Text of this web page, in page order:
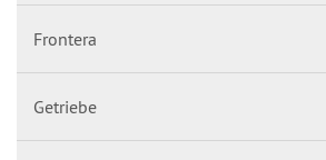
Frontera
Getriebe